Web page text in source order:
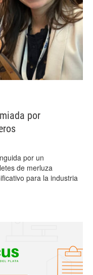
por
por un
de merluza
para la industria